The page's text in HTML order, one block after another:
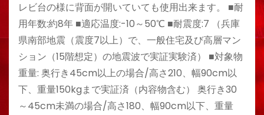
レビ台の様に背面が開いていても使用出来ます。 ■耐
用年数:約8年 ■適応温度:-10～50℃ ■耐震度:7 （兵庫
県南部地震（震度7以上）で、一般住宅及び高層マン
ション（15階想定）の地震波で実証実験済） ■対象物
重量: 奥行き45cm以上の場合/高さ210、幅90cm以
下、重量150kgまで実証済（内容物含む） 奥行き30
～45cm未満の場合/高さ180、幅90cm以下、重量